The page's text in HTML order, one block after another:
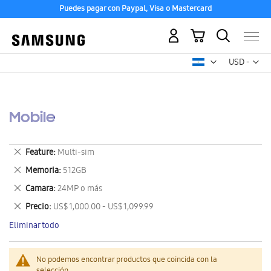
Puedes pagar con Paypal, Visa o Mastercard
USD -
dólar
Mi carrito
Mobile
No podemos encontrar productos que coincida con la
Feature Multi-sim
Eliminar
este
artículo
Memoria 512GB
Eliminar
este
artículo
Camara 24MP o más
Eliminar
este
artículo
Precio US$ 1,000.00 - US$ 1,099.99
Eliminar
este
artículo
Eliminar todo